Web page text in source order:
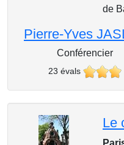
de
Pierre-Yves
Conférencier
23 évals